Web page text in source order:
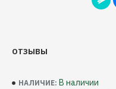
ОТЗЫВЫ
НАЛИЧИЕ: В наличии